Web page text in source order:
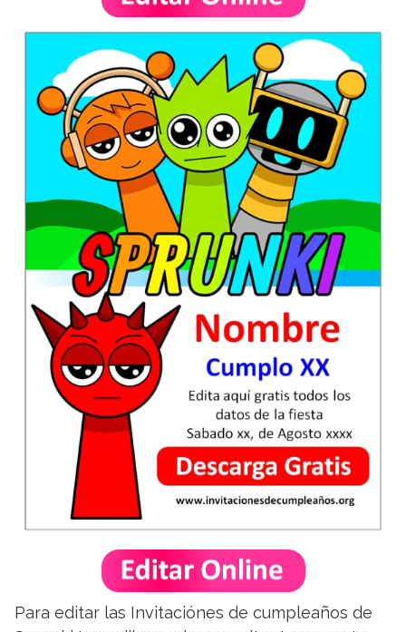
Para editar las Invitaciónes de cumpleaños de